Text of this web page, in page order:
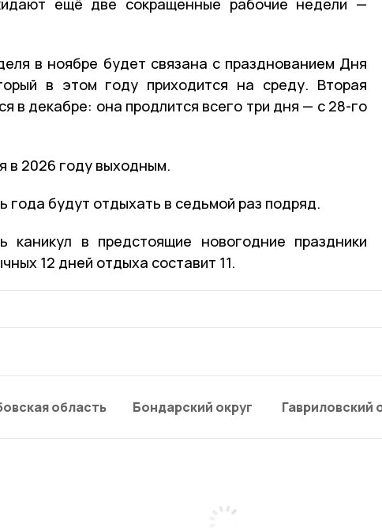
в ноябре будет связана с празднованием Дня
в этом году приходится на среду. Вторая
в декабре: она продлится всего три дня — с 28-го
в 2026 году выходным.
года будут отдыхать в седьмой раз подряд.
каникул в предстоящие новогодние праздники
12 дней отдыха составит 11.
область Бондарский округ Гавриловский